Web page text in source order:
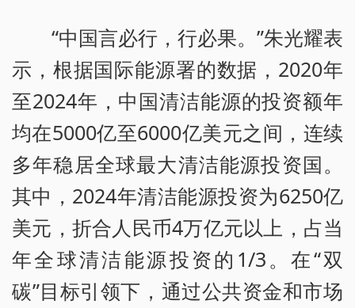
“中国言必行，行必果。”朱光耀表
示，根据国际能源署的数据，2020年
至2024年，中国清洁能源的投资额年
均在5000亿至6000亿美元之间，连续
多年稳居全球最大清洁能源投资国。
其中，2024年清洁能源投资为6250亿
美元，折合人民币4万亿元以上，占当
年全球清洁能源投资的1/3。在“双
碳”目标引领下，通过公共资金和市场